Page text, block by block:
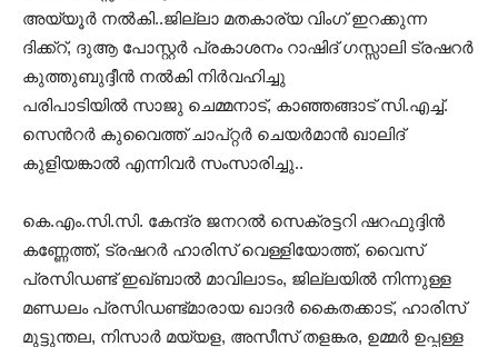
അയ്യൂർ നൽകി..ജില്ലാ മതകാര്യ വിംഗ് ഇറക്കുന്ന
ദിക്ക്റ്, ദുആ പോസ്റ്റർ പ്രകാശനം റാഷിദ് ഗസ്സാലി ട്രഷറർ
കുത്തുബുദ്ദീൻ നൽകി നിർവഹിച്ചു
പരിപാടിയിൽ സാജു ചെമ്മനാട്, കാഞ്ഞങ്ങാട് സി.എച്ച്.
സെൻറർ കുവൈത്ത് ചാപ്റ്റർ ചെയർമാൻ ഖാലിദ്
കുളിയങ്കാൽ എന്നിവർ സംസാരിച്ചു..
കെ.എം.സി.സി. കേന്ദ്ര ജനറൽ സെക്രട്ടറി ഷറഫുദ്ദിൻ
കണ്ണേത്ത്, ട്രഷറർ ഹാരിസ് വെള്ളിയോത്ത്, വൈസ്
പ്രസിഡണ്ട് ഇഖ്ബാൽ മാവിലാടം, ജില്ലയിൽ നിന്നുള്ള
മണ്ഡലം പ്രസിഡണ്ട്മാരായ ഖാദർ കൈതക്കാട്, ഹാരിസ്
മുട്ടുന്തല, നിസാർ മയ്യള, അസീസ് തളങ്കര, ഉമ്മർ ഉപ്പള്ള